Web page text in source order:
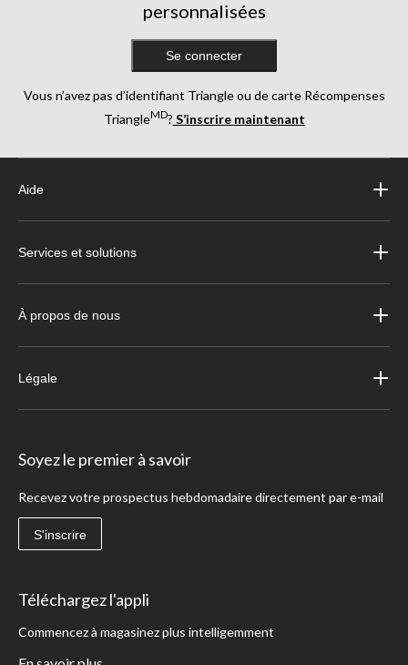
personnalisées
Se connecter
Vous n’avez pas d’identifiant Triangle ou de carte Récompenses
TriangleMD? S’inscrire maintenant
Aide
Services et solutions
À propos de nous
Légale
Soyez le premier à savoir
Recevez votre prospectus hebdomadaire directement par e-mail
S'inscrire
Téléchargez l'appli
Commencez à magasinez plus intelligemment